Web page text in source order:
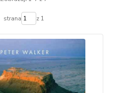
strana z 1